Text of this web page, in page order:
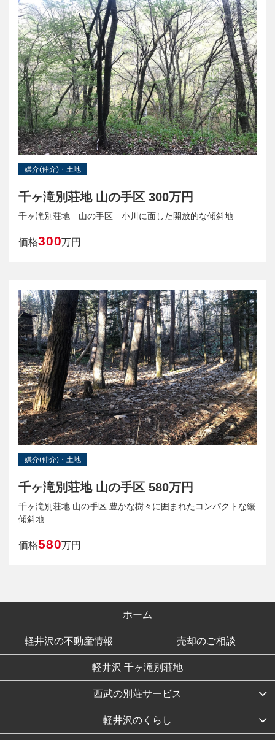
媒介(仲介)・土地
千ヶ滝別荘地 山の手区 300万円
千ヶ滝別荘地 山の手区 小川に面した開放的な傾斜地
価格300万円
媒介(仲介)・土地
千ヶ滝別荘地 山の手区 580万円
千ヶ滝別荘地 山の手区 豊かな樹々に囲まれたコンパクトな緩
傾斜地
価格580万円
ホーム
軽井沢の不動産情報 売却のご相談
軽井沢 千ヶ滝別荘地
西武の別荘サービス
軽井沢のくらし